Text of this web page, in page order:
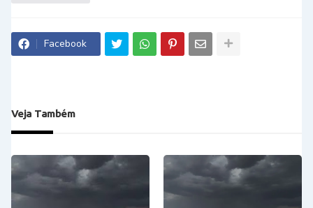
Facebook
Veja Também